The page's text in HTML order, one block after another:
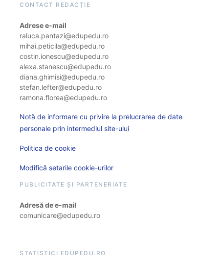
CONTACT REDACȚIE
Adrese e-mail
raluca.pantazi@edupedu.ro
mihai.peticila@edupedu.ro
costin.ionescu@edupedu.ro
alexa.stanescu@edupedu.ro
diana.ghimisi@edupedu.ro
stefan.lefter@edupedu.ro
ramona.florea@edupedu.ro
Notă de informare cu privire la prelucrarea de date
personale prin intermediul site-ului
Politica de cookie
Modifică setarile cookie-urilor
PUBLICITATE ȘI PARTENERIATE
Adresă de e-mail
comunicare@edupedu.ro
STATISTICI EDUPEDU.RO